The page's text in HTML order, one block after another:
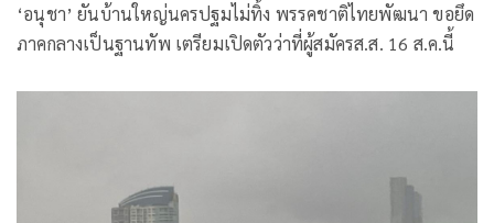
‘อนุชา’ ยันบ้านใหญ่นครปฐมไม่ทิ้ง พรรคชาติไทยพัฒนา ขอยึด
ภาคกลางเป็นฐานทัพ เตรียมเปิดตัวว่าที่ผู้สมัครส.ส. 16 ส.ค.นี้